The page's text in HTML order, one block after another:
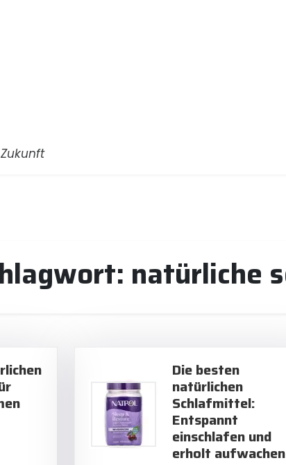
natürliche
Die besten
natürlichen
Schlafmittel:
Entspannt
einschlafen und
erholt aufwachen